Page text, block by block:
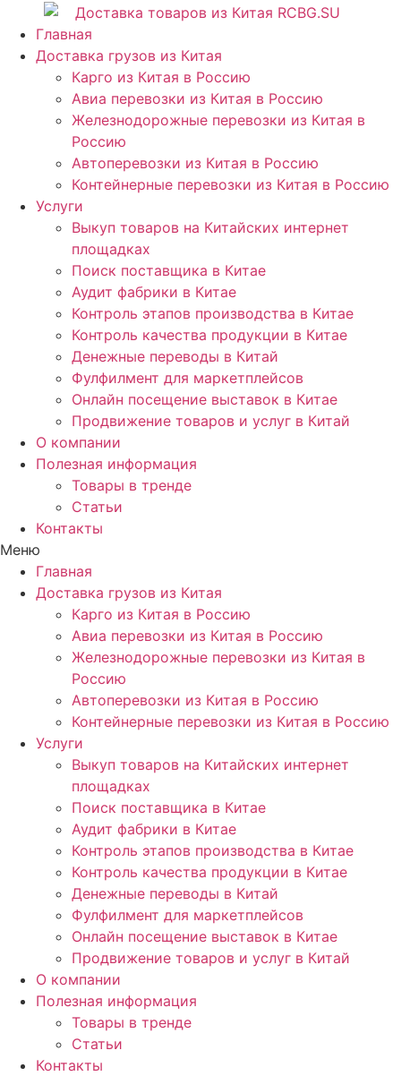
Перейти
содержимому
Главная
Доставка грузов из Китая
Карго из Китая в Россию
Авиа перевозки из Китая в Россию
Железнодорожные перевозки из Китая в
Россию
Автоперевозки из Китая в Россию
Контейнерные перевозки из Китая в Россию
Услуги
Выкуп товаров на Китайских интернет
площадках
Поиск поставщика в Китае
Аудит фабрики в Китае
Контроль этапов производства в Китае
Контроль качества продукции в Китае
Денежные переводы в Китай
Фулфилмент для маркетплейсов
Онлайн посещение выставок в Китае
Продвижение товаров и услуг в Китай
О компании
Полезная информация
Товары в тренде
Статьи
Контакты
Меню
Главная
Доставка грузов из Китая
Карго из Китая в Россию
Авиа перевозки из Китая в Россию
Железнодорожные перевозки из Китая в
Россию
Автоперевозки из Китая в Россию
Контейнерные перевозки из Китая в Россию
Услуги
Выкуп товаров на Китайских интернет
площадках
Поиск поставщика в Китае
Аудит фабрики в Китае
Контроль этапов производства в Китае
Контроль качества продукции в Китае
Денежные переводы в Китай
Фулфилмент для маркетплейсов
Онлайн посещение выставок в Китае
Продвижение товаров и услуг в Китай
О компании
Полезная информация
Товары в тренде
Статьи
Контакты